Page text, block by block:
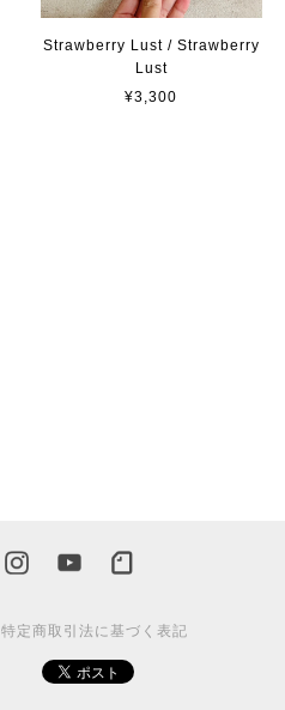
Strawberry Lust / Strawberry
Lust
¥3,300
特定商取引法に基づく表記